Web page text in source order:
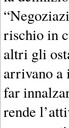
rischio in
altri gli
arrivano a
far
rende